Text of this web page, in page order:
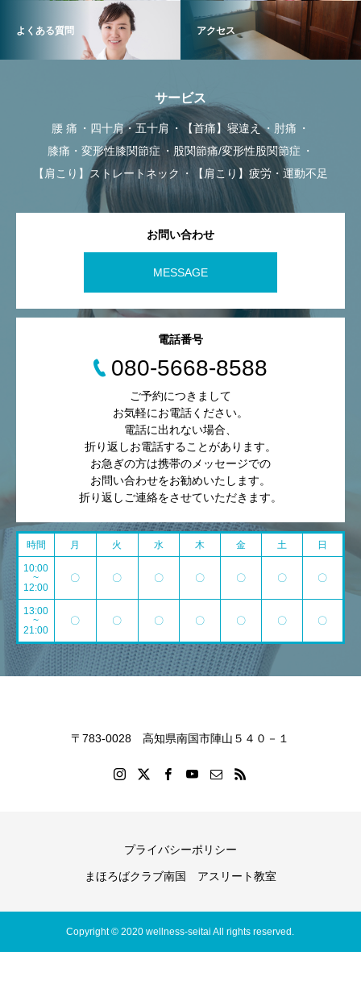
よくある質問 アクセス
サービス
腰 痛 四十肩・五十肩 【首痛】寝違え
肘痛
膝痛・変形性膝関節症
股関節痛/変形性股関節症
【肩こり】ストレートネック
【肩こり】疲労・運動不足
お問い合わせ
MESSAGE
電話番号
080-5668-8588
ご予約につきまして
お気軽にお電話ください。
電話に出れない場合、
折り返しお電話することがあります。
お急ぎの方は携帯のメッセージでの
お問い合わせをお勧めいたします。
折り返しご連絡をさせていただきます。
時間 月 火 水 木 金 土 日
10:00
~
12:00
〇 〇 〇 〇 〇 〇 〇
13:00
~
21:00
〇 〇 〇 〇 〇 〇 〇
〒783-0028 高知県南国市陣山５４０－１
プライバシーポリシー
まほろばクラブ南国 アスリート教室
Copyright © 2020 wellness-seitai All rights reserved.